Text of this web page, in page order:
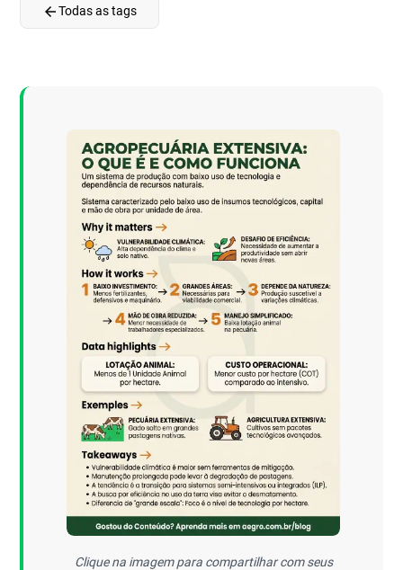
arrow_backTodas as tags
Clique na imagem para compartilhar com seus